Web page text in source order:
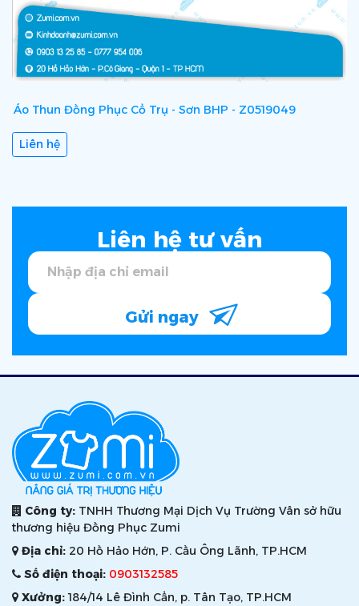
Áo Thun Đồng Phục Cổ Trụ - Sơn BHP - Z0519049
Liên hệ
Liên hệ tư vấn
Gửi ngay
Công ty: TNHH Thương Mại Dịch Vụ Trường Vân sở hữu
thương hiệu Đồng Phục Zumi
Địa chỉ: 20 Hồ Hảo Hớn, P. Cầu Ông Lãnh, TP.HCM
Số điện thoại: 0903132585
Xưởng:184/14 Lê Đình Cẩn, p. Tân Tạo, TP.HCM